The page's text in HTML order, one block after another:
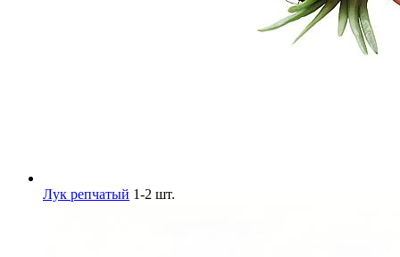
Лук репчатый 1-2 шт.